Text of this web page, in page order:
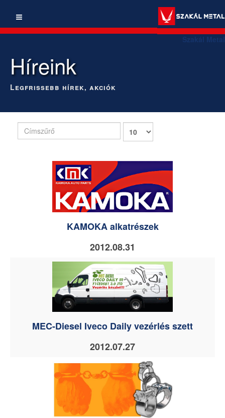
Szakál Metal
Híreink
Legfrissebb hírek, akciók
Címszűrő
Tételek
KAMOKA alkatrészek
2012.08.31
MEC-Diesel Iveco Daily vezérlés szett
2012.07.27